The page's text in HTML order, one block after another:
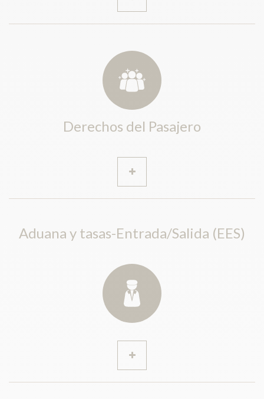
Derechos del Pasajero
Aduana y tasas-Entrada/Salida (EES)